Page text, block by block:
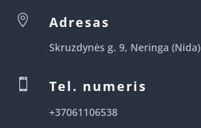
 Adresas
Skruzdynės g. 9, Neringa (Nida)
 Tel. numeris
+37061106538